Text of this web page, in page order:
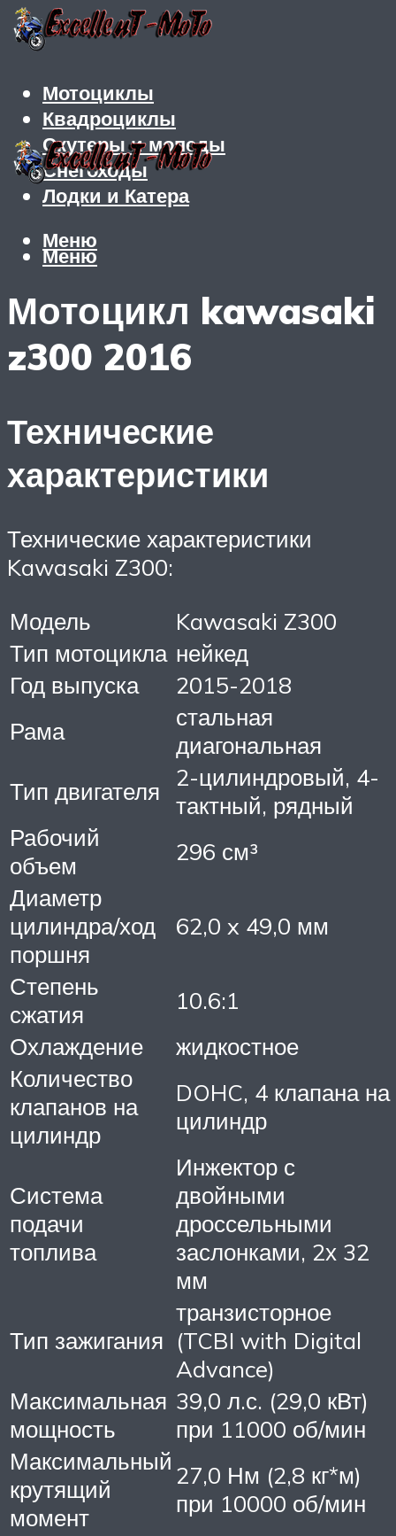
Мотоциклы
Квадроциклы
Скутеры и мопеды
Снегоходы
Лодки и Катера
Меню
Меню
Мотоцикл kawasaki
z300 2016
Технические
характеристики
Технические характеристики
Kawasaki Z300:
Модель
Kawasaki Z300
Тип мотоцикла нейкед
Год выпуска
2015-2018
Рама
стальная
диагональная
Тип двигателя
2-цилиндровый, 4-
тактный, рядный
Рабочий
объем
296 см³
Диаметр
цилиндра/ход
поршня
62,0 x 49,0 мм
Степень
сжатия
10.6:1
Охлаждение
жидкостное
Количество
клапанов на
цилиндр
DOHC, 4 клапана на
цилиндр
Система
подачи
топлива
Инжектор с
двойными
дроссельными
заслонками, 2х 32
мм
Тип зажигания
транзисторное
(TCBI with Digital
Advance)
Максимальная
мощность
39,0 л.с. (29,0 кВт)
при 11000 об/мин
Максимальный
крутящий
момент
27,0 Нм (2,8 кг*м)
при 10000 об/мин